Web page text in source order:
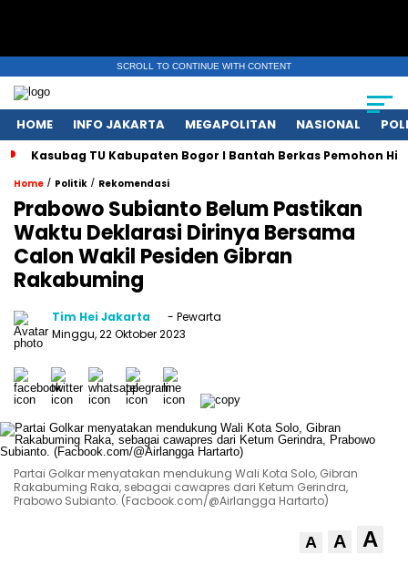
SCROLL TO CONTINUE WITH CONTENT
HOME INFO JAKARTA MEGAPOLITAN NASIONAL
Kasubag TU Kabupaten Bogor I Bantah Berkas Pemohon
Home / Politik / Rekomendasi
Prabowo Subianto Belum Pastikan
Waktu Deklarasi Dirinya Bersama
Calon Wakil Pesiden Gibran
Rakabuming
Tim Hei Jakarta
- Pewarta
Minggu, 22 Oktober 2023
Partai Golkar menyatakan mendukung Wali Kota Solo, Gibran
Rakabuming Raka, sebagai cawapres dari Ketum Gerindra,
Prabowo Subianto. (Facbook.com/@Airlangga Hartarto)
A A A